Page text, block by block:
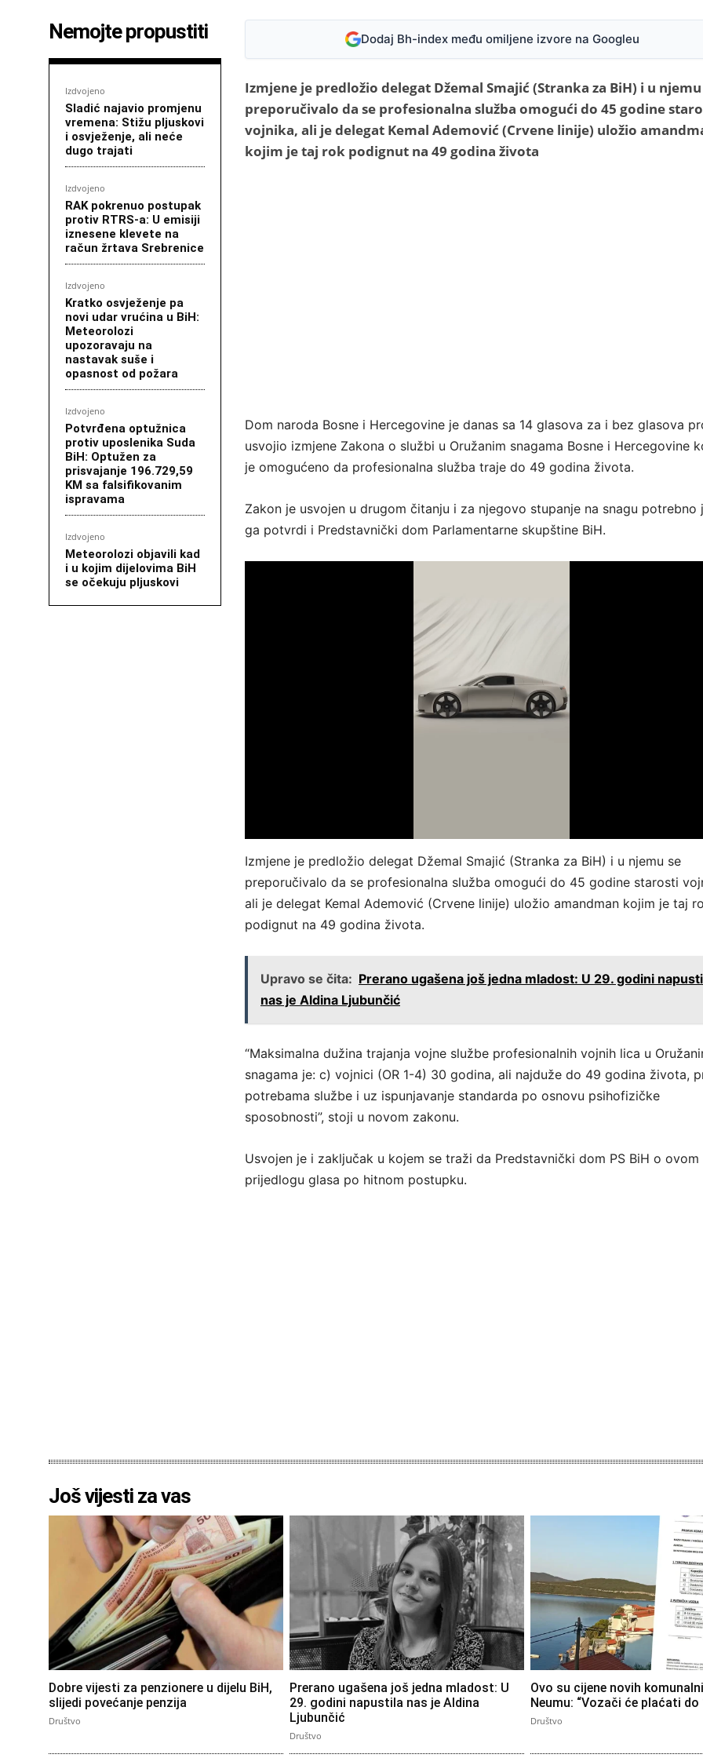
Nemojte propustiti
Izdvojeno
Sladić najavio promjenu
vremena: Stižu pljuskovi
i osvježenje, ali neće
dugo trajati
Izdvojeno
RAK pokrenuo postupak
protiv RTRS-a: U emisiji
iznesene klevete na
račun žrtava Srebrenice
Izdvojeno
Kratko osvježenje pa
novi udar vrućina u BiH:
Meteorolozi
upozoravaju na
nastavak suše i
opasnost od požara
Izdvojeno
Potvrđena optužnica
protiv uposlenika Suda
BiH: Optužen za
prisvajanje 196.729,59
KM sa falsifikovanim
ispravama
Izdvojeno
Meteorolozi objavili kad
i u kojim dijelovima BiH
se očekuju pljuskovi
Dodaj Bh-index među omiljene izvore na Googleu
Izmjene je predložio delegat Džemal Smajić (Stranka za BiH) i u njemu
preporučivalo da se profesionalna služba omogući do 45 godine
vojnika, ali je delegat Kemal Ademović (Crvene linije) uložio
kojim je taj rok podignut na 49 godina života
Dom naroda Bosne i Hercegovine je danas sa 14 glasova za i bez glasova
usvojio izmjene Zakona o službi u Oružanim snagama Bosne i Hercegovine
je omogućeno da profesionalna služba traje do 49 godina života.
Zakon je usvojen u drugom čitanju i za njegovo stupanje na snagu potrebno
ga potvrdi i Predstavnički dom Parlamentarne skupštine BiH.
Izmjene je predložio delegat Džemal Smajić (Stranka za BiH) i u njemu se
preporučivalo da se profesionalna služba omogući do 45 godine starosti
ali je delegat Kemal Ademović (Crvene linije) uložio amandman kojim je taj
podignut na 49 godina života.
Upravo se čita: Prerano ugašena još jedna mladost: U 29. godini
nas je Aldina Ljubunčić
“Maksimalna dužina trajanja vojne službe profesionalnih vojnih lica u
snagama je: c) vojnici (OR 1-4) 30 godina, ali najduže do 49 godina života,
potrebama službe i uz ispunjavanje standarda po osnovu psihofizičke
sposobnosti”, stoji u novom zakonu.
Usvojen je i zaključak u kojem se traži da Predstavnički dom PS BiH o ovom
prijedlogu glasa po hitnom postupku.
Još vijesti za vas
Dobre vijesti za penzionere u dijelu BiH,
slijedi povećanje penzija
Društvo
Prerano ugašena još jedna mladost: U
29. godini napustila nas je Aldina
Ljubunčić
Društvo
Ovo su cijene novih
Neumu: “Vozači će plaćati do
Društvo